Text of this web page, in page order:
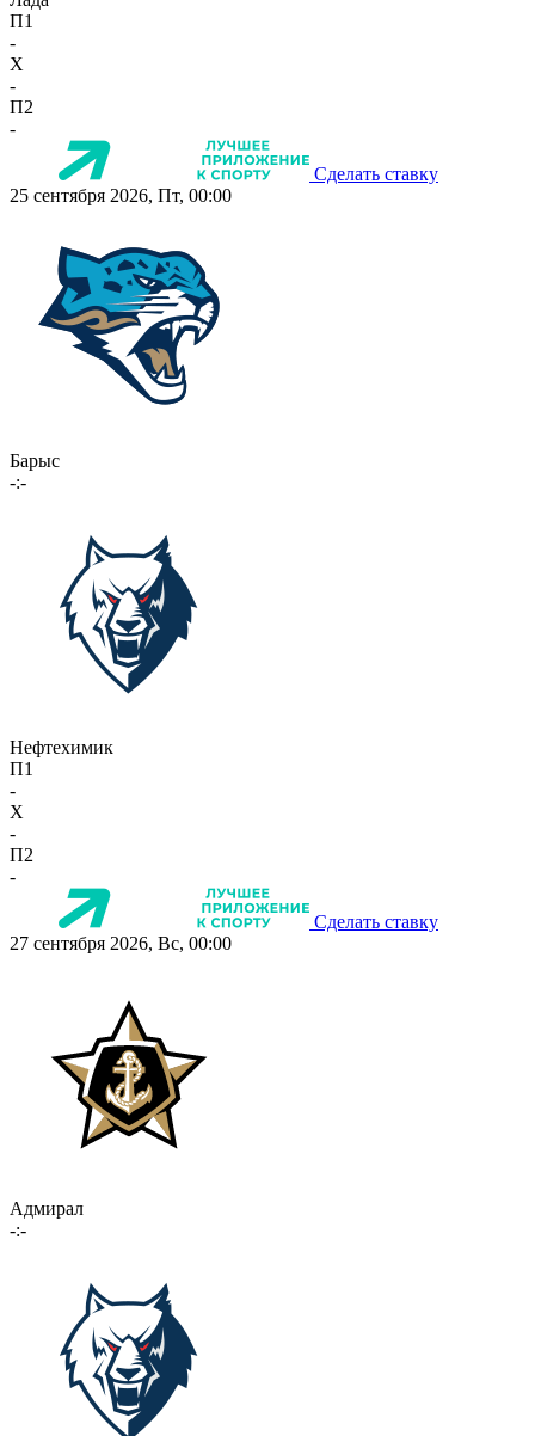
П1
-
X
-
П2
-
Сделать ставку
25 сентября 2026, Пт, 00:00
Барыс
-:-
Нефтехимик
П1
-
X
-
П2
-
Сделать ставку
27 сентября 2026, Вс, 00:00
Адмирал
-:-